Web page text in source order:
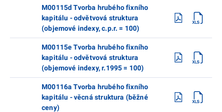
M00115d Tvorba hrubého fixního
kapitálu - odvětvová struktura
(objemové indexy, c.p.r. = 100)
M00115e Tvorba hrubého fixního
kapitálu - odvětvová struktura
(objemové indexy, r.1995 = 100)
M00116a Tvorba hrubého fixního
kapitálu - věcná struktura (běžné
ceny)